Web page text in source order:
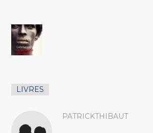
LIVRES
PATRICKTHIBAUT